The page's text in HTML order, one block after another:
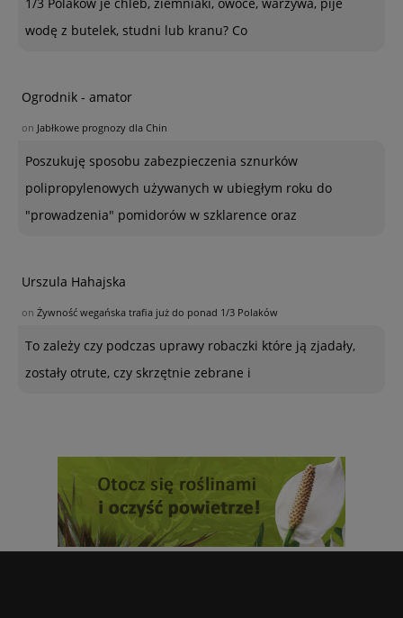
wodę z butelek, studni lub kranu? Co
Ogrodnik - amator
on Jabłkowe prognozy dla Chin
Poszukuję sposobu zabezpieczenia sznurków
polipropylenowych używanych w ubiegłym roku do
"prowadzenia" pomidorów w szklarence oraz
Urszula Hahajska
on Żywność wegańska trafia już do ponad 1/3 Polaków
To zależy czy podczas uprawy robaczki które ją zjadały,
zostały otrute, czy skrzętnie zebrane i